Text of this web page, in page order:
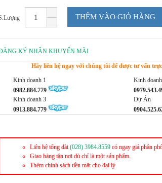
THÊM VÀO GIỎ HÀNG
KÝ NHẬN KHUYẾN MÃI
Hãy liên hệ ngay với chúng tôi để được tư vấn
Kinh doanh 1
0982.884.779
Kinh
Kinh doanh 3
0913.884.779
Dự Án
Liên hệ tổng đài (028) 3984.8559 có ngay giá phân
Giao hàng tận nơi dù chỉ là một sản phẩm.
Thêm chính sách tiền mặt cho đại lý.